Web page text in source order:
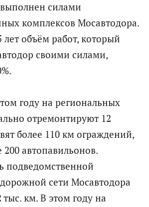
силами
комплексов Мосавтодора.
лет объём работ, который
своими силами,
году на региональных
отремонтируют 12
более 110 км ограждений,
автопавильонов.
подведомственной
сети Мосавтодора
тыс. км. В этом году на